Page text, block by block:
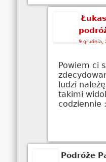
9 grudnia,
Powiem ci
ludzi
takimi
codziennie
Podróże